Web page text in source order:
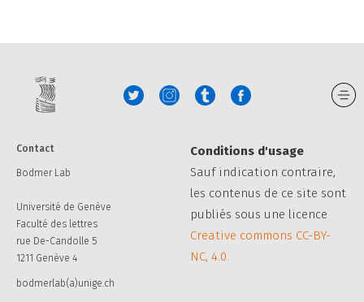
Contact
Bodmer Lab
Université de Genève
Faculté des lettres
rue De-Candolle 5
1211 Genève 4
bodmerlab(a)unige.ch
Conditions d'usage
Sauf indication contraire,
les contenus de ce site sont
publiés sous une licence
Creative commons CC-BY-
NC, 4.0.